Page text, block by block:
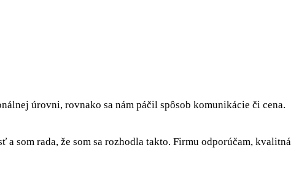
úrovni, rovnako sa nám páčil spôsob komunikácie či cena.
som rada, že som sa rozhodla takto. Firmu odporúčam, kvalitná